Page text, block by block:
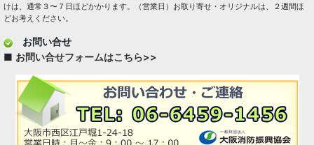
けは、通常３〜７日ほどかかります。（営業日）お取り寄せ・オリジナルは、２週間ほ
どお考えください。
お問い合せ
■ お問い合せフォームはこちら>>